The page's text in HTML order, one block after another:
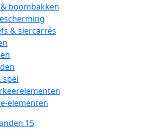
boombakken
& siercarrés
spel
elementen
15